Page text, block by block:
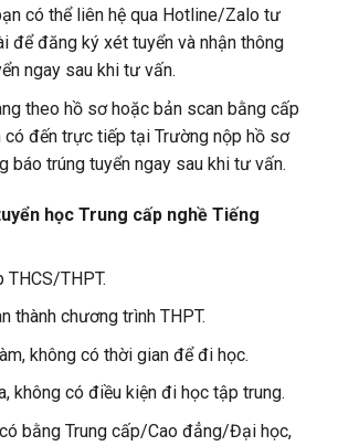
có thể liên hệ qua Hotline/Zalo tư
để đăng ký xét tuyển và nhận thông
ngay sau khi tư vấn.
theo hồ sơ hoặc bản scan bằng cấp
có đến trực tiếp tại Trường nộp hồ sơ
báo trúng tuyển ngay sau khi tư vấn.
học Trung cấp nghề Tiếng
THPT.
thành chương trình THPT.
không có thời gian để đi học.
không có điều kiện đi học tập trung.
bằng Trung cấp/Cao đẳng/Đại học,